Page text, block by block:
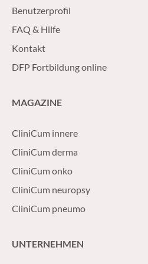
Benutzerprofil
FAQ & Hilfe
Kontakt
DFP Fortbildung online
MAGAZINE
CliniCum innere
CliniCum derma
CliniCum onko
CliniCum neuropsy
CliniCum pneumo
UNTERNEHMEN